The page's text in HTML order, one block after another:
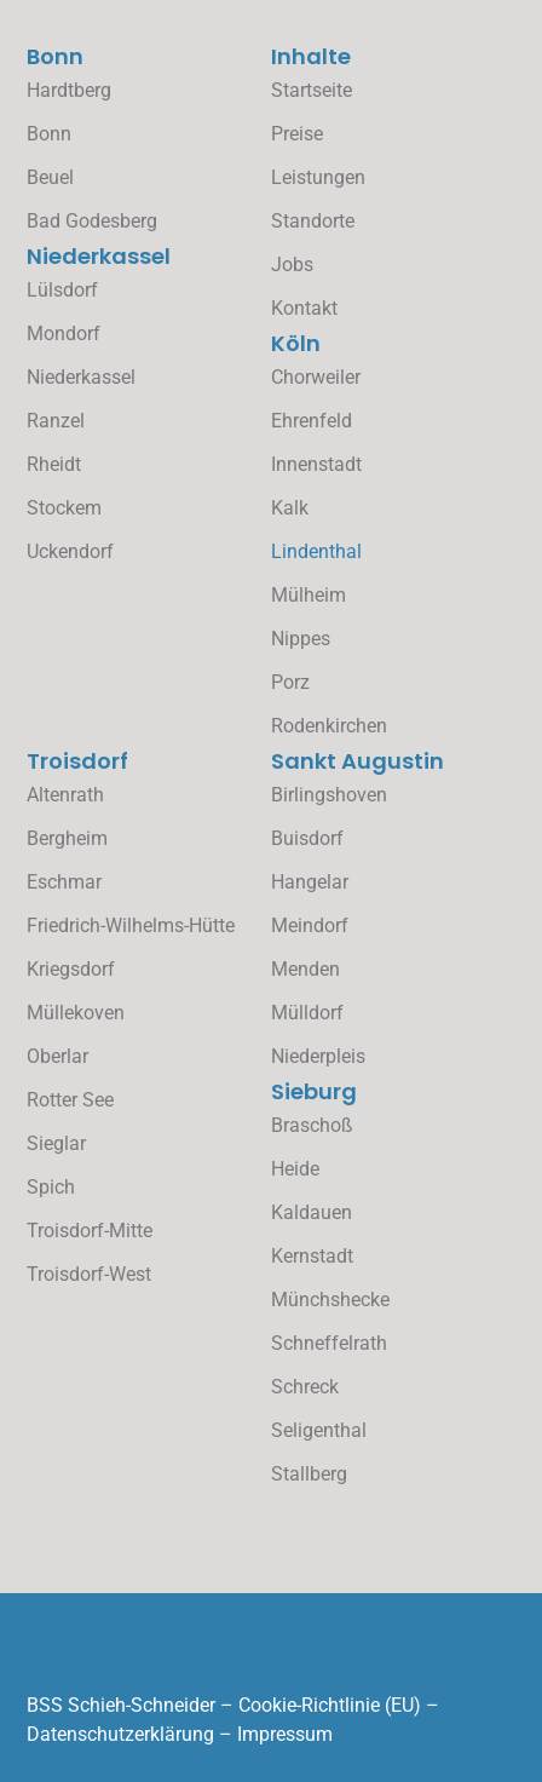
Inhalte
Startseite
Preise
Leistungen
Standorte
Jobs
Kontakt
Köln
Chorweiler
Ehrenfeld
Innenstadt
Kalk
Lindenthal
Mülheim
Nippes
Porz
Rodenkirchen
Bonn
Hardtberg
Bonn
Beuel
Bad Godesberg
Niederkassel
Lülsdorf
Mondorf
Niederkassel
Ranzel
Rheidt
Stockem
Uckendorf
Sankt Augustin
Birlingshoven
Buisdorf
Hangelar
Meindorf
Menden
Mülldorf
Niederpleis
Sieburg
Braschoß
Heide
Kaldauen
Kernstadt
Münchshecke
Schneffelrath
Schreck
Seligenthal
Stallberg
Troisdorf
Altenrath
Bergheim
Eschmar
Friedrich-Wilhelms-Hütte
Kriegsdorf
Müllekoven
Oberlar
Rotter See
Sieglar
Spich
Troisdorf-Mitte
Troisdorf-West
BSS Schieh-Schneider – Cookie-Richtlinie (EU) –
Datenschutzerklärung – Impressum